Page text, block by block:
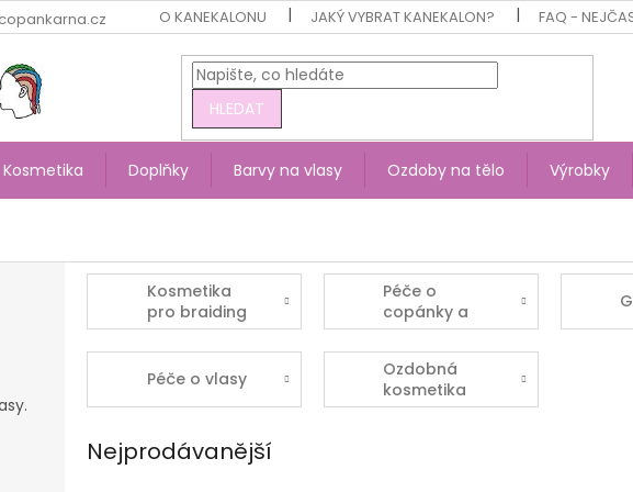
O KANEKALONU JAKÝ VYBRAT KANEKALON? FAQ -
HLEDAT
Kosmetika Doplňky Barvy na vlasy Ozdoby na tělo Výrobky
Kosmetika
pro braiding
Péče o
copánky a
účesy s
kanekalonem
Péče o vlasy
Ozdobná
kosmetika
Nejprodávanější